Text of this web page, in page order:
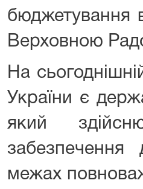
бюджетування
Верховною
На
України є
який
забезпечення
межах